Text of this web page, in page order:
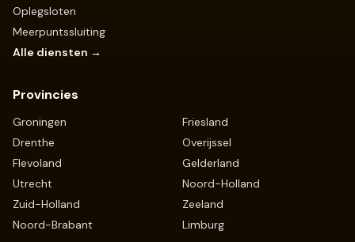
Oplegsloten
Meerpuntssluiting
Alle diensten →
Provincies
Groningen
Friesland
Drenthe
Overijssel
Flevoland
Gelderland
Utrecht
Noord-Holland
Zuid-Holland
Zeeland
Noord-Brabant
Limburg